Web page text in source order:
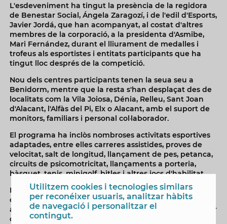
L'esdeveniment ha tingut la presència de la regidora
de Benestar Social, Ángela Zaragozí, i de l'edil d'Esports,
Javier Jordá, que han acompanyat, al costat d'altres
membres de la corporació, a la presidenta d'Asmibe,
Mari Fernández, durant el lliurament de medalles i
trofeus als esportistes i entitats participants que ha
tingut lloc després de la competició.
Nou dels centres participants tenen la seua seu a
Benidorm, mentre que la resta s'han desplaçat des de
localitats com la Vila Joiosa, Dénia, Relleu, Sant Joan
d'Alacant, l'Alfàs del Pi, Elx o Alacant, amb el suport de
monitors, familiars i personal col·laborador.
El programa ha inclòs nombroses activitats esportives
adaptades, entre elles carreres assistides, proves de
velocitat, salt de longitud, llançament de pes, petanca,
circuits de psicomotricitat, llançaments a porteria,
bàsquet, tenis, minigolf, bitles i altres jocs d'habilitat.
L'organització i coordinació de les proves ha sigut a
càrrec de l'alumnat del cicle TAFAD que ha col·laborat
activament en el desenvolupament de la jornada, labor
que ha sigut reconeguda amb un trofeu.
Utilitzem cookies i tecnologies similars
per reconéixer usuaris, analitzar hàbits
de navegació i personalitzar el
contingut.